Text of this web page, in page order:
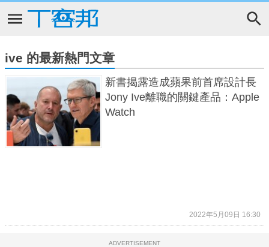
ive 的最新熱門文章
新書揭露造成蘋果前首席設計長
Jony Ive離職的關鍵產品：Apple
Watch
2022年5月09日 16:30
ADVERTISEMENT